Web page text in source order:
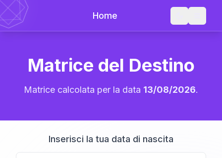
Home
Matrice del Destino
Matrice calcolata per la data 13/08/2026.
Inserisci la tua data di nascita